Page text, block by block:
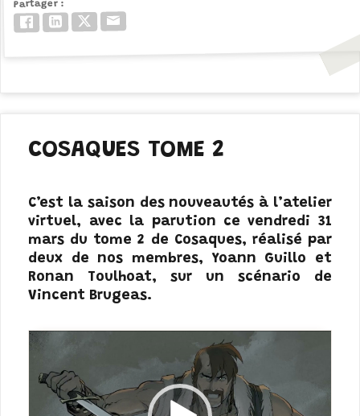
Partager
FacebookLinkedInTwitter/X
COSAQUES TOME 2
C’est la saison des nouveautés à l’atelier
virtuel, avec la parution ce vendredi 31
mars du tome 2 de Cosaques, réalisé par
deux de nos membres, Yoann Guillo et
Ronan Toulhoat, sur un scénario de
Vincent Brugeas.